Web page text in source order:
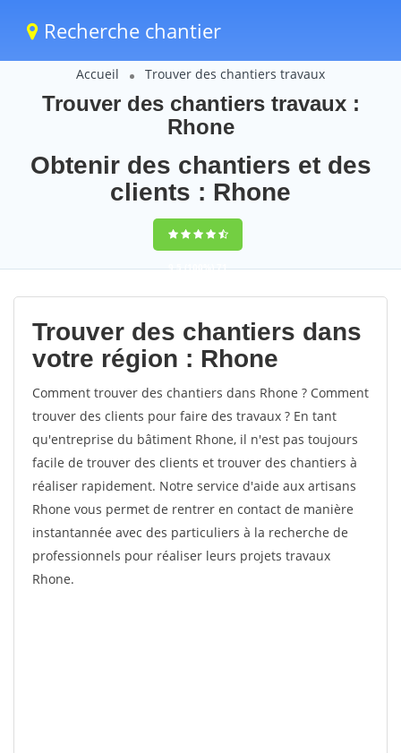
Recherche chantier
Accueil Trouver des chantiers travaux
Trouver des chantiers travaux :
Rhone
Obtenir des chantiers et des
clients : Rhone
9,5(100%)71
votes
Trouver des chantiers dans
votre région : Rhone
Comment trouver des chantiers dans Rhone ? Comment
trouver des clients pour faire des travaux ? En tant
qu'entreprise du bâtiment Rhone, il n'est pas toujours
facile de trouver des clients et trouver des chantiers à
réaliser rapidement. Notre service d'aide aux artisans
Rhone vous permet de rentrer en contact de manière
instantannée avec des particuliers à la recherche de
professionnels pour réaliser leurs projets travaux
Rhone.